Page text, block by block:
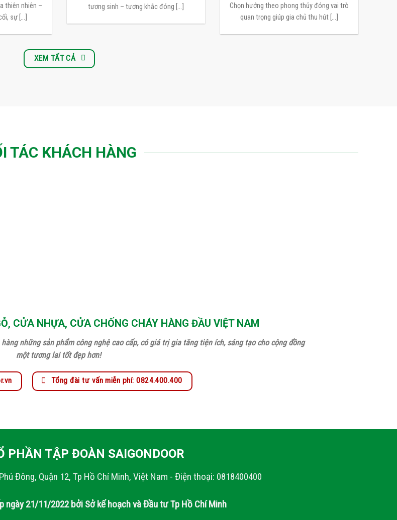
thiên nhiên –
sự [...]
tương sinh – tương khắc đóng [...]
Chọn hướng theo phong thủy đóng vai trò
quan trọng giúp gia chủ thu hút [...]
XEM TẤT CẢ
TÁC KHÁCH HÀNG
CỬA NHỰA, CỬA CHỐNG CHÁY HÀNG ĐẦU VIỆT NAM
những sản phẩm công nghệ cao cấp, có giá trị gia tăng tiện ích, sáng tạo cho cộng đồng
một tương lai tốt đẹp hơn!
Tổng đài tư vấn miễn phí: 0824.400.400
PHẦN TẬP ĐOÀN SAIGONDOOR
Đông, Quận 12, Tp Hồ Chí Minh, Việt Nam - Điện thoại: 0818400400
ngày 21/11/2022 bởi Sở kế hoạch và Đầu tư Tp Hồ Chí Minh